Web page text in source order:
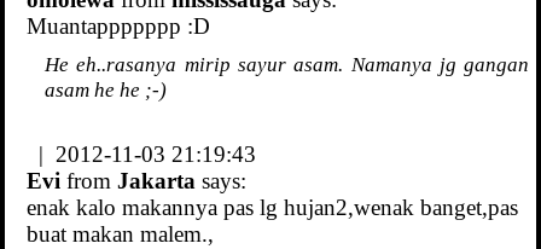
Muantappppppp :D
He eh..rasanya mirip sayur asam. Namanya jg gangan
asam he he ;-)
| 2012-11-03 21:19:43
Evi from Jakarta says:
enak kalo makannya pas lg hujan2,wenak banget,pas
buat makan malem.,